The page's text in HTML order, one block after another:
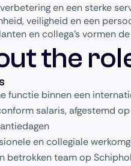
en een sterke
veiligheid en een
en collega’s vormen
the
functie binnen een
salaris, afgestemd
en collegiale
betrokken team op Schiphol